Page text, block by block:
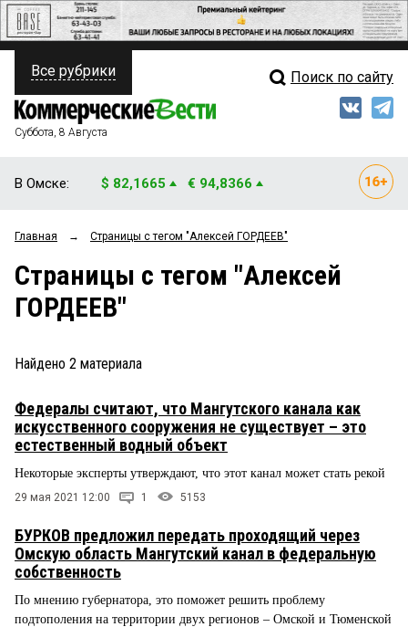
ПОЛИТИКА
ФИНАНСЫ
ОБЩЕСТВО
ЗАКОН
НОВОСТИ КОМПАНИЙ
ПРОИСШЕСТВИЯ
СТИЛЬ ЖИЗНИ
Свежий выпуск
Мнения
Рейтинги
Все рубрики Поиск по сайту
Суббота, 8 Августа
В Омске: $ 82,1665 € 94,8366
Главная → Страницы c тегом "Алексей ГОРДЕЕВ"
Страницы c тегом "Алексей
ГОРДЕЕВ"
Найдено 2 материала
Федералы считают, что Мангутского канала как
искусственного сооружения не существует – это
естественный водный объект
Некоторые эксперты утверждают, что этот канал может стать рекой
29 мая 2021 12:00 1 5153
БУРКОВ предложил передать проходящий через
Омскую область Мангутский канал в федеральную
собственность
По мнению губернатора, это поможет решить проблему
подтополения на территории двух регионов – Омской и Тюменской